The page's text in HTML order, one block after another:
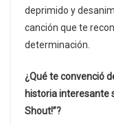
deprimido y
canción que te
determinación.
¿Qué te convenció
historia interesante
Shout!”?